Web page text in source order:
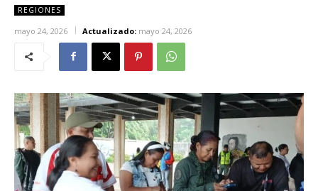
REGIONES
mayo 24, 2026 Actualizado: mayo 24, 2026